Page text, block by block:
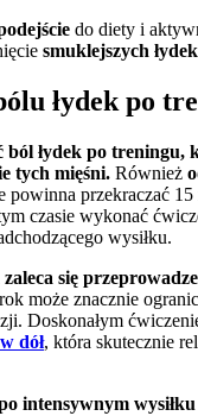
do diety i
smuklejszych łydek
łydek po
łydek po treningu,
tych mięśni. Również
powinna przekraczać
czasie wykonać
wysiłku.
się
może znacznie
Doskonałym
dół, która skutecznie
intensywnym